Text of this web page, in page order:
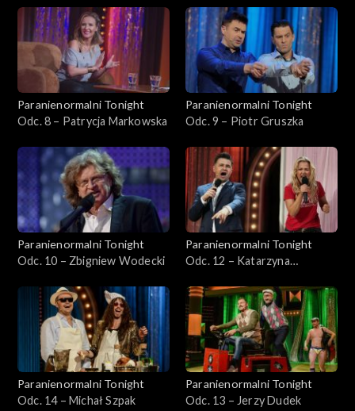
Paranienormalni Tonight
Odc. 8 – Patrycja Markowska
Paranienormalni Tonight
Odc. 9 – Piotr Gruszka
Paranienormalni Tonight
Odc. 10 – Zbigniew Wodecki
Paranienormalni Tonight
Odc. 12 – Katarzyna
Paranienormalni Tonight
Odc. 14 – Michał Szpak
Paranienormalni Tonight
Odc. 13 – Jerzy Dudek